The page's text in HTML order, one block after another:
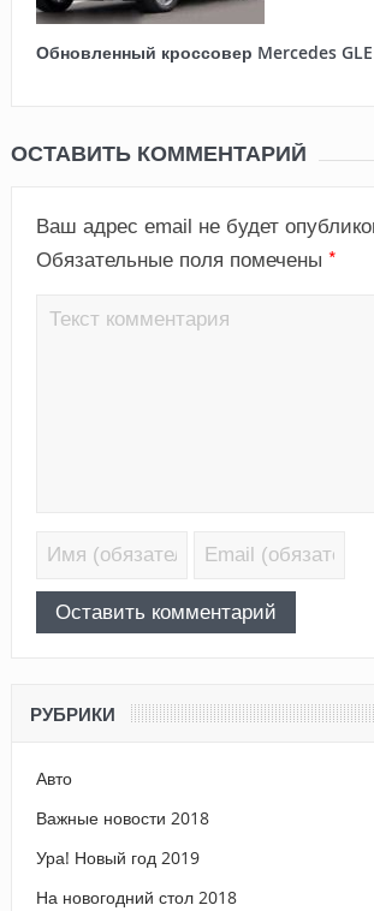
Обновленный кроссовер Mercedes
ОСТАВИТЬ КОММЕНТАРИЙ
Ваш адрес email не будет
Обязательные поля помечены *
РУБРИКИ
Авто
Важные новости 2018
Ура! Новый год 2019
На новогодний стол 2018